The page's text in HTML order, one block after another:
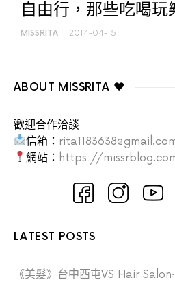
自由行，那些吃喝
MISSRITA 2014-04-15
ABOUT MISSRITA ♥
歡迎合作洽談
信箱：
網站： https://
LATEST POSTS
《美髮》台中西屯VS Hair